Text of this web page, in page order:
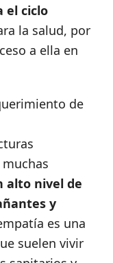
el ciclo
la salud, por
a ella en
de
alto nivel de
y
es una
suelen vivir